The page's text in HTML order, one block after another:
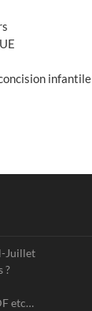
infantile
Juillet
?
etc…